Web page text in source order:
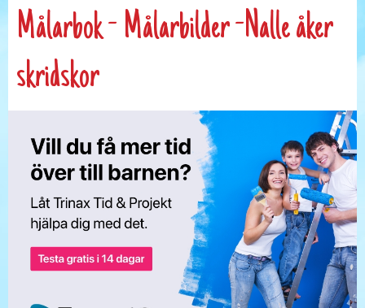
Målarbok - Målarbilder -Nalle åker
skridskor